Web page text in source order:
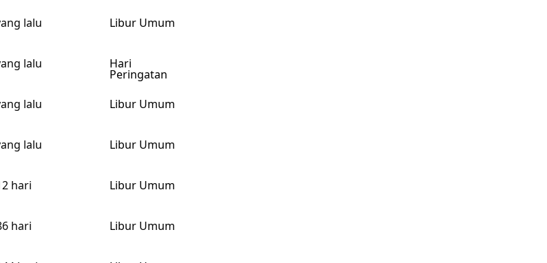
lalu Libur Umum
lalu Hari
Peringatan
lalu Libur Umum
lalu Libur Umum
hari Libur Umum
hari Libur Umum